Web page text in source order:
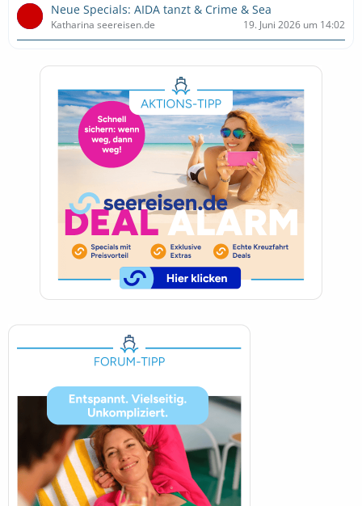
Neue Specials: AIDA tanzt & Crime & Sea
Katharina seereisen.de 19. Juni 2026 um 14:02